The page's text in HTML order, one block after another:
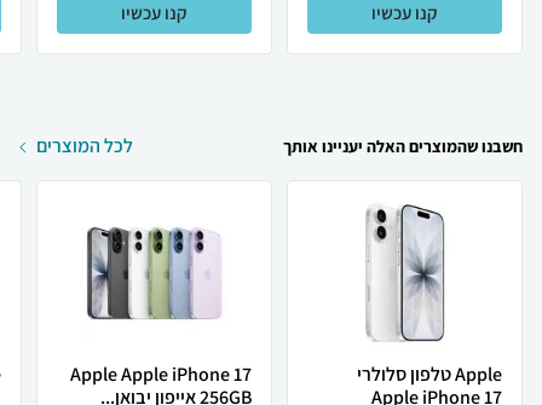
קנו עכשיו קנו עכשיו
חשבנו שהמוצרים האלה יעניינו אותך לכל המוצרים
Apple טלפון סלולרי
Apple iPhone 17
Apple Apple iPhone 17
256GB אייפון יבואן...